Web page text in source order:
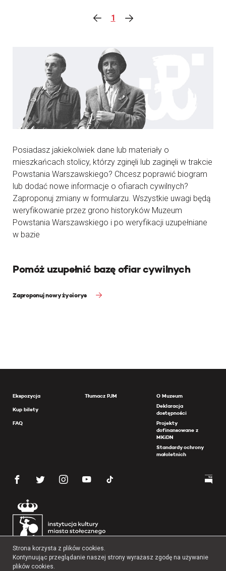
1
Posiadasz jakiekolwiek dane lub materiały o
mieszkańcach stolicy, którzy zginęli lub zaginęli w trakcie
Powstania Warszawskiego? Chcesz poprawić biogram
lub dodać nowe informacje o ofiarach cywilnych?
Zaproponuj zmiany w formularzu. Wszystkie uwagi będą
weryfikowanie przez grono historyków Muzeum
Powstania Warszawskiego i po weryfikacji uzupełniane
w bazie
Pomóż uzupełnić bazę ofiar cywilnych
Zaproponuj nowy życiorys
Ekspozycja
Kup bilety
FAQ
Tłumacz PJM
O Muzeum
Deklaracja
dostępności
Projekty
dofinansowane z
MKiDN
Standardy ochrony
małoletnich
Strona korzysta z plików cookies.
Kontynuując przeglądanie naszej strony wyrażasz zgodę na używanie
plików cookies.